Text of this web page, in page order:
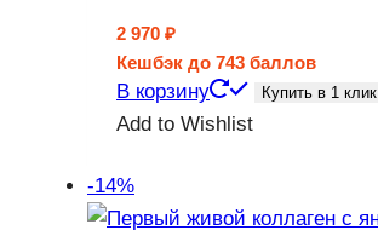
2 970 ₽
Кешбэк до 743 баллов
В корзину Купить в 1 клик
Add to Wishlist
-14%